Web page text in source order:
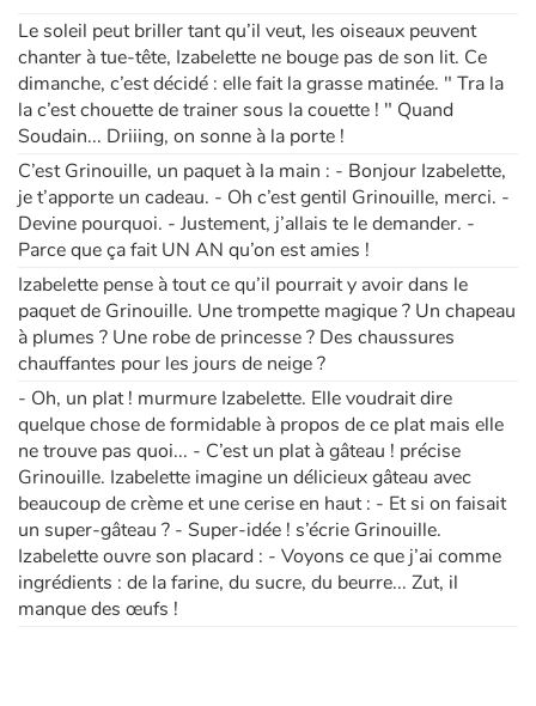
Le soleil peut briller tant qu’il veut, les oiseaux peuvent
chanter à tue-tête, Izabelette ne bouge pas de son lit. Ce
dimanche, c’est décidé : elle fait la grasse matinée. " Tra la
la c’est chouette de trainer sous la couette ! " Quand
Soudain... Driiing, on sonne à la porte !
C’est Grinouille, un paquet à la main : - Bonjour Izabelette,
je t’apporte un cadeau. - Oh c’est gentil Grinouille, merci. -
Devine pourquoi. - Justement, j’allais te le demander. -
Parce que ça fait UN AN qu’on est amies !
Izabelette pense à tout ce qu’il pourrait y avoir dans le
paquet de Grinouille. Une trompette magique ? Un chapeau
à plumes ? Une robe de princesse ? Des chaussures
chauffantes pour les jours de neige ?
- Oh, un plat ! murmure Izabelette. Elle voudrait dire
quelque chose de formidable à propos de ce plat mais elle
ne trouve pas quoi... - C’est un plat à gâteau ! précise
Grinouille. Izabelette imagine un délicieux gâteau avec
beaucoup de crème et une cerise en haut : - Et si on faisait
un super-gâteau ? - Super-idée ! s’écrie Grinouille.
Izabelette ouvre son placard : - Voyons ce que j’ai comme
ingrédients : de la farine, du sucre, du beurre... Zut, il
manque des œufs !